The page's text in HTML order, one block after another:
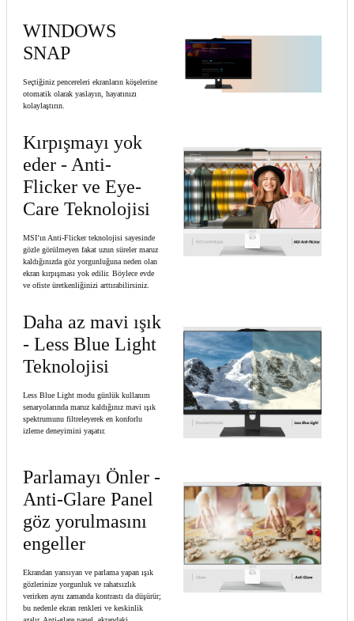
WINDOWS
SNAP
Seçtiğiniz pencereleri ekranların köşelerine
otomatik olarak yaslayın, hayatınızı
kolaylaştırın.
Kırpışmayı yok
eder - Anti-
Flicker ve Eye-
Care Teknolojisi
MSI’ın Anti-Flicker teknolojisi sayesinde
gözle görülmeyen fakat uzun süreler maruz
kaldığınızda göz yorgunluğuna neden olan
ekran kırpışması yok edilir. Böylece evde
ve ofiste üretkenliğinizi arttırabilirsiniz.
Daha az mavi ışık
- Less Blue Light
Teknolojisi
Less Blue Light modu günlük kullanım
senaryolarında maruz kaldığınız mavi ışık
spektrumunu filtreleyerek en konforlu
izleme deneyimini yaşatır.
Parlamayı Önler -
Anti-Glare Panel
göz yorulmasını
engeller
Ekrandan yansıyan ve parlama yapan ışık
gözlerinize yorgunluk ve rahatsızlık
verirken aynı zamanda kontrastı da düşürür;
bu nedenle ekran renkleri ve keskinlik